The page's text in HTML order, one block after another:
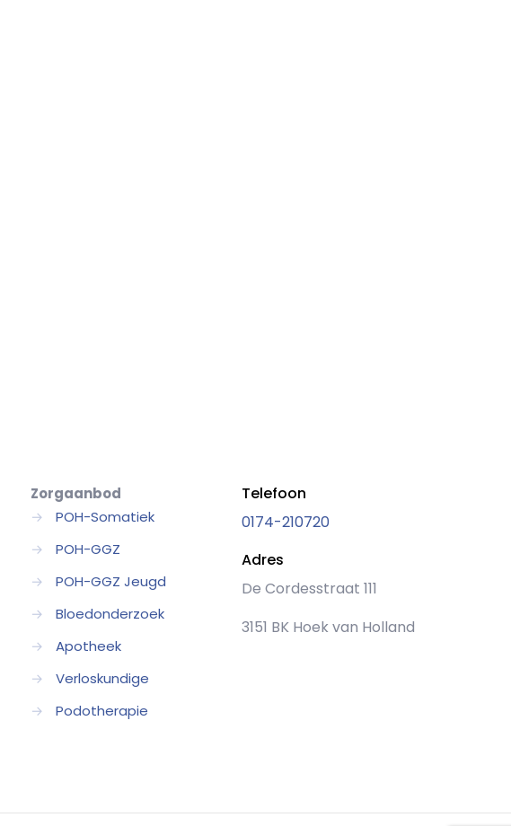
Zorgaanbod
→
POH-Somatiek
→
POH-GGZ
→
POH-GGZ Jeugd
→
Bloedonderzoek
→
Apotheek
→
Verloskundige
→
Podotherapie
Telefoon
0174-210720
Adres
De Cordesstraat 111
3151 BK Hoek van Holland